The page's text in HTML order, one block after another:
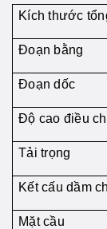
Kích thước
Đoạn bằng
Đoạn dốc
Độ cao điều
Tải trọng
Kết cấu dầm
Mặt cầu